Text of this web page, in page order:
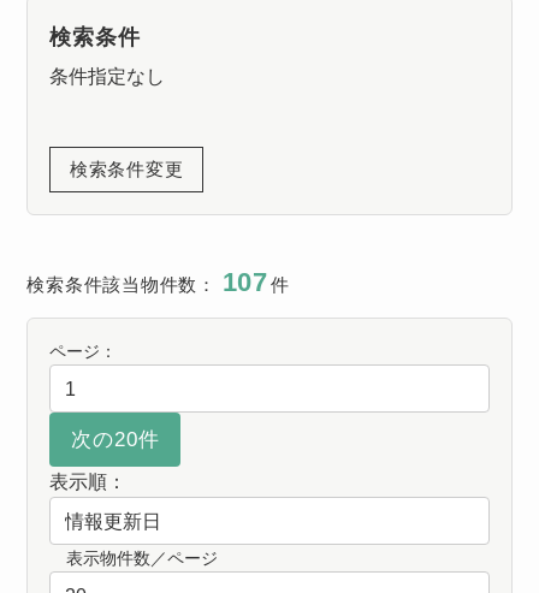
検索条件
条件指定なし
検索条件変更
検索条件該当物件数： 107件
ページ：
表示順：
表示物件数／ページ